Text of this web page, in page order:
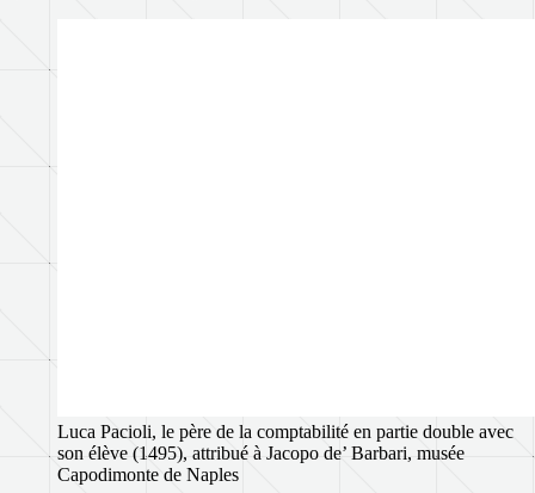
Luca Pacioli, le père de la comptabilité en partie double avec
son élève (1495), attribué à Jacopo de’ Barbari, musée
Capodimonte de Naples